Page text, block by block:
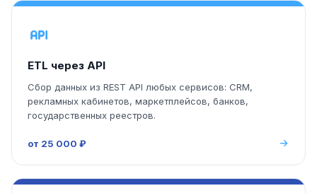
ETL через API
Сбор данных из REST API любых сервисов: CRM,
рекламных кабинетов, маркетплейсов, банков,
государственных реестров.
от 25 000 ₽